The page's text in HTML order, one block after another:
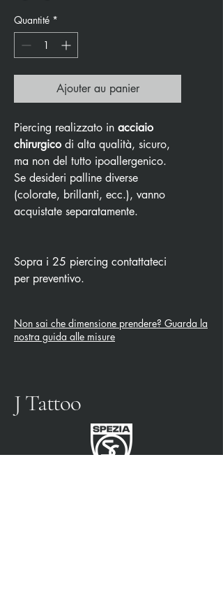
Quantité *
Ajouter au panier
Piercing realizzato in acciaio
chirurgico di alta qualità, sicuro,
ma non del tutto ipoallergenico.
Se desideri palline diverse
(colorate, brillanti, ecc.), vanno
acquistate separatamente.
Sopra i 25 piercing contattateci
per preventivo.
Non sai che dimensione prendere? Guarda la
nostra guida alle misure
J Tattoo